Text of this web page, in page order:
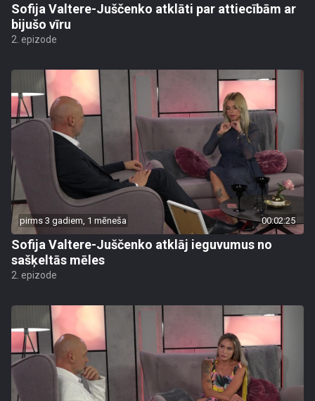
Sofija Valtere-Juščenko atklāti par attiecībām ar
bijušo vīru
2. epizode
pirms 3 gadiem, 1 mēneša 00:02:25
Sofija Valtere-Juščenko atklāj ieguvumus no
sašķeltās mēles
2. epizode